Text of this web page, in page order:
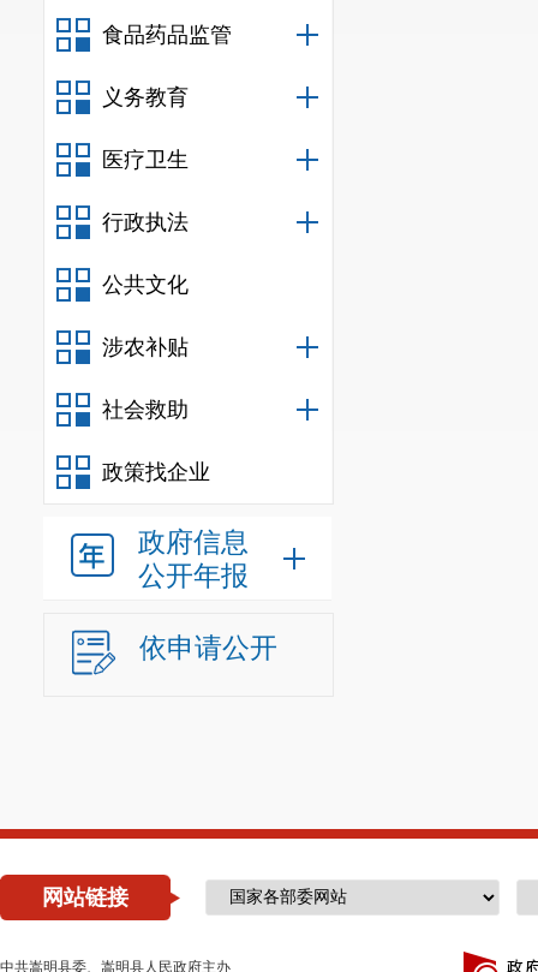
食品药品监管
义务教育
医疗卫生
行政执法
公共文化
涉农补贴
社会救助
政策找企业
政府信息
公开年报
依申请公开
网站链接
中共嵩明县委、嵩明县人民政府主办